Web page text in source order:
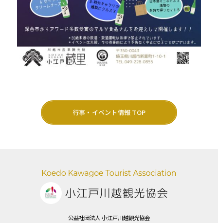
行事・イベント情報 TOP
公益社団法人 小江戸川越観光協会